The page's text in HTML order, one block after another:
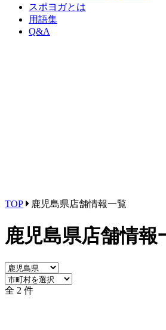
スポヨガとは
用語集
Q&A
TOP 鹿児島県店舗情報一覧
鹿児島県店舗情報
全 2 件